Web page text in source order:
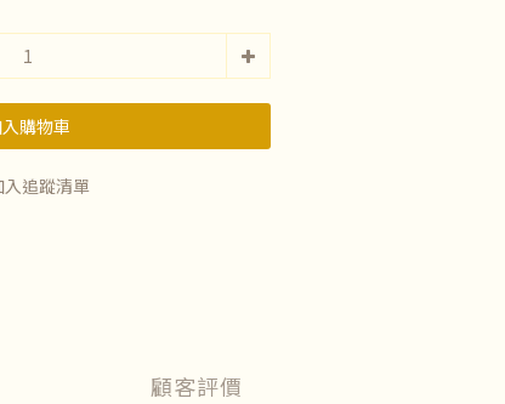
購物車
入追蹤清單
顧客評價